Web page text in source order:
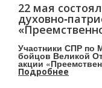
22 мая
Участники СПР по
бойцов Великой
акции
Подробнее